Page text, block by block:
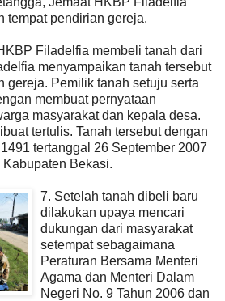
tempat pendirian gereja.
Filadelfia membeli tanah dari
menyampaikan tanah tersebut
gereja. Pemilik tanah setuju serta
membuat pernyataan
masyarakat dan kepala desa.
tertulis. Tanah tersebut dengan
tertanggal 26 September 2007
Bekasi.
7. Setelah tanah dibeli baru
dilakukan upaya mencari
dukungan dari masyarakat
setempat sebagaimana
Peraturan Bersama Menteri
Agama dan Menteri Dalam
Negeri No. 9 Tahun 2006 dan